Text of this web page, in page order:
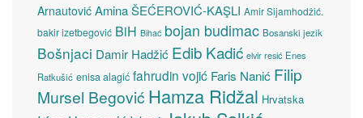
Arnautović Amina ŠEĆEROVIĆ-KAŞLI Amir Sijamhodžić.
bakir izetbegović BiH Bihać bojan budimac Bosanski jezik
Bošnjaci Damir Hadžić Edib Kadić elvir resić Enes
Ratkušić enisa alagić fahrudin vojić Faris Nanić Filip
Mursel Begović Hamza Ridžal Hrvatska